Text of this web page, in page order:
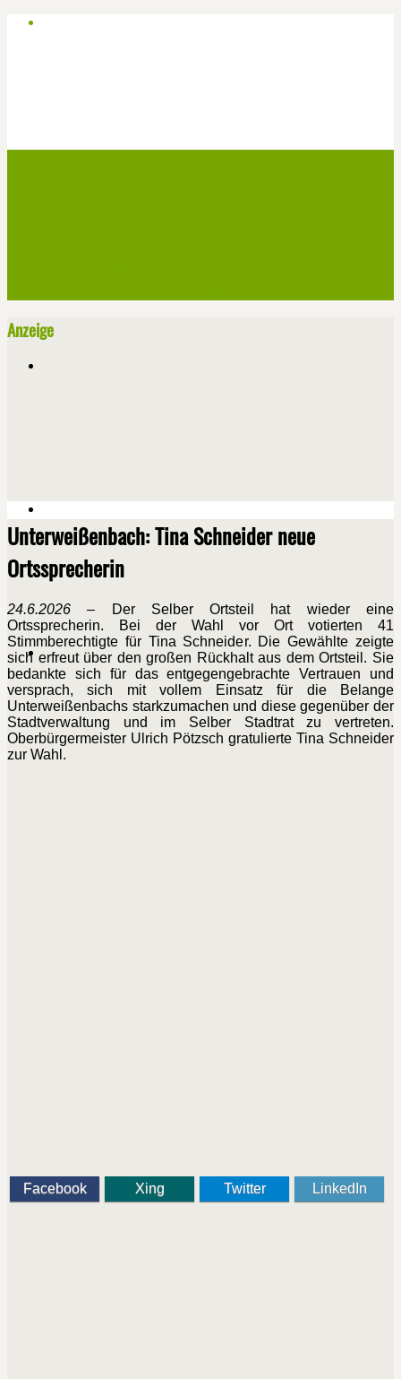
Anzeige
Unterweißenbach: Tina Schneider neue
Ortssprecherin
24.6.2026 – Der Selber Ortsteil hat wieder eine
Ortssprecherin. Bei der Wahl vor Ort votierten 41
Stimmberechtigte für Tina Schneider. Die Gewählte zeigte
sich erfreut über den großen Rückhalt aus dem Ortsteil. Sie
bedankte sich für das entgegengebrachte Vertrauen und
versprach, sich mit vollem Einsatz für die Belange
Unterweißenbachs starkzumachen und diese gegenüber der
Stadtverwaltung und im Selber Stadtrat zu vertreten.
Oberbürgermeister Ulrich Pötzsch gratulierte Tina Schneider
zur Wahl.
Facebook Xing Twitter LinkedIn